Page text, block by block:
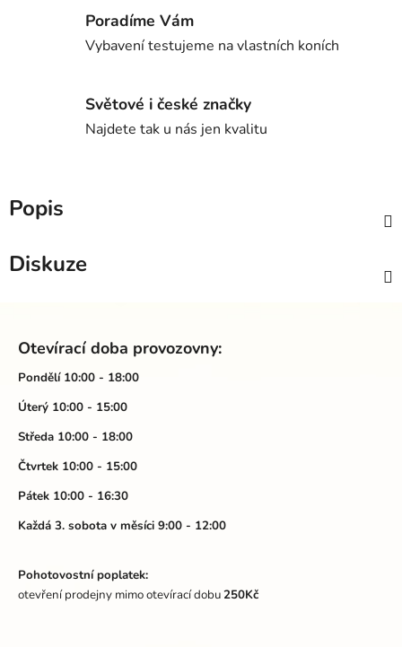
Poradíme Vám
Vybavení testujeme na vlastních koních
Světové i české značky
Najdete tak u nás jen kvalitu
Popis
Diskuze
Otevírací doba provozovny:
Pondělí 10:00 - 18:00
Úterý 10:00 - 15:00
Středa 10:00 - 18:00
Čtvrtek 10:00 - 15:00
Pátek 10:00 - 16:30
Každá 3. sobota v měsíci 9:00 - 12:00
Pohotovostní poplatek:
otevření prodejny mimo otevírací dobu250Kč